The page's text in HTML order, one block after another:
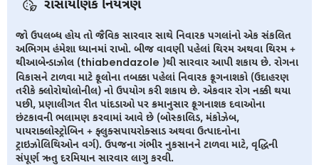
રાસાયણિક નિયંત્રણ
જો ઉપલબ્ધ હોય તો જૈવિક સારવાર સાથે નિવારક પગલાંનો એક સંકલિત
અભિગમ હંમેશા ધ્યાનમાં રાખો. બીજ વાવણી પહેલાં થિરમ અથવા થિરમ +
થીઆબેન્ડાઝોલ (thiabendazole )થી સારવાર આપી શકાય છે. રોગના
વિકાસને ટાળવા માટે ફૂલોના તબક્કા પહેલાં નિવારક ફૂગનાશકો (ઉદાહરણ
તરીકે ક્લોરોથોલોનીલ) નો ઉપયોગ કરી શકાય છે. એકવાર રોગ નક્કી થયા
પછી, પ્રણાલીગત રીત પાંદડાઓ પર ક્રમાનુસાર ફૂગનાશક દવાઓના
છંટકાવની ભલામણ કરવામાં આવે છે (બોસ્કાલિડ, મંકોઝેબ,
પાયરાક્લોસ્ટ્રોબિન + ફ્લુક્સપાયરોક્સાડ અથવા ઉત્પાદનોના
ટ્રાઇઝોલિથિઓન વર્ગ). ઉપજના ગંભીર નુકસાનને ટાળવા માટે, વૃદ્ધિની
સંપૂર્ણ ઋતુ દરમિયાન સારવાર લાગુ કરવી.